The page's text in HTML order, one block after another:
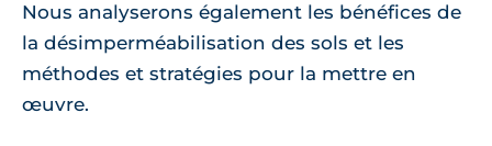
Nous analyserons également les bénéfices de
la désimperméabilisation des sols et les
méthodes et stratégies pour la mettre en
œuvre.